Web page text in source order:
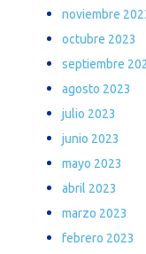
noviembre
octubre 2023
septiembre
agosto 2023
julio 2023
junio 2023
mayo 2023
abril 2023
marzo 2023
febrero 2023